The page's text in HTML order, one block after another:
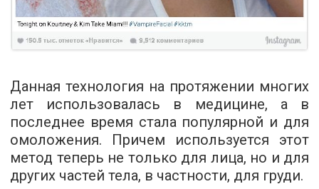
Данная технология на протяжении многих
лет использовалась в медицине, а в
последнее время стала популярной и для
омоложения. Причем используется этот
метод теперь не только для лица, но и для
других частей тела, в частности, для груди.